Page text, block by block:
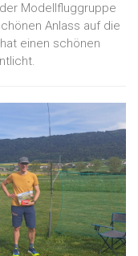
Modellfluggruppe
Anlass auf die
einen schönen